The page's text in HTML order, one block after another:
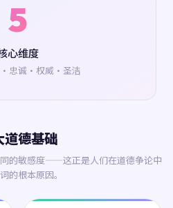
5
心维度
忠诚·权威·圣洁
道德基础
的敏感度——这正是人们在道德争论中
的根本原因。